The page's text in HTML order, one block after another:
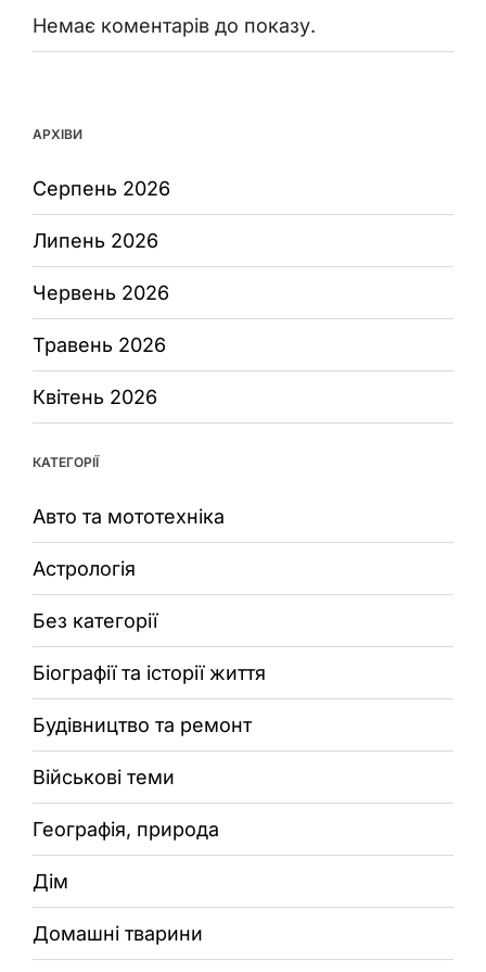
Немає коментарів до показу.
АРХІВИ
Серпень 2026
Липень 2026
Червень 2026
Травень 2026
Квітень 2026
КАТЕГОРІЇ
Авто та мототехніка
Астрологія
Без категорії
Біографії та історії життя
Будівництво та ремонт
Військові теми
Географія, природа
Дім
Домашні тварини